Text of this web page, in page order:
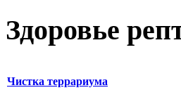
Здоровье
Чистка террариума